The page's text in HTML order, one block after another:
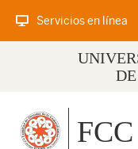
Servicios en línea
FCC